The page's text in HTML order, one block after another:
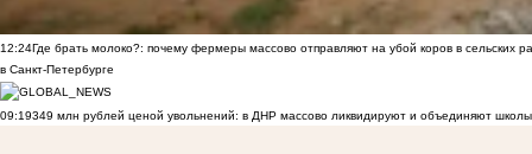
12:24Где брать молоко?: почему фермеры массово отправляют на убой коров в сельских
в Санкт-Петербурге
09:19349 млн рублей ценой увольнений: в ДНР массово ликвидируют и объединяют